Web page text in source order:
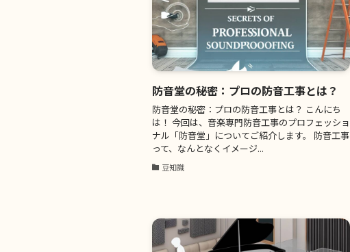
防音堂の秘密：プロの防音工事とは？
防音堂の秘密：プロの防音工事とは？ こんにち
は！ 今回は、音楽専門防音工事のプロフェッショ
ナル「防音堂」についてご紹介します。 防音工事
って、なんとなくイメージ...
豆知識